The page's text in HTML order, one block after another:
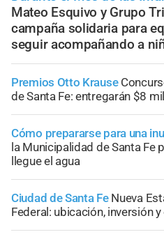
Mateo Esquivo y Grupo
campaña solidaria para
seguir acompañando a
Premios Otto Krause
de Santa Fe: entregarán $8
Cómo prepararse para una
la Municipalidad de Santa Fe
llegue el agua
Ciudad de Santa Fe Nueva
Federal: ubicación, inversión